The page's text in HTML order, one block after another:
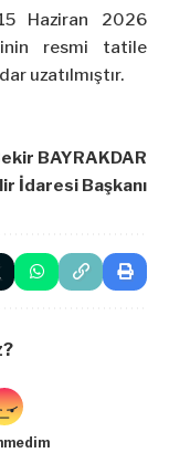
Haziran 2026
resmi tatile
uzatılmıştır.
BAYRAKDAR
İdaresi Başkanı